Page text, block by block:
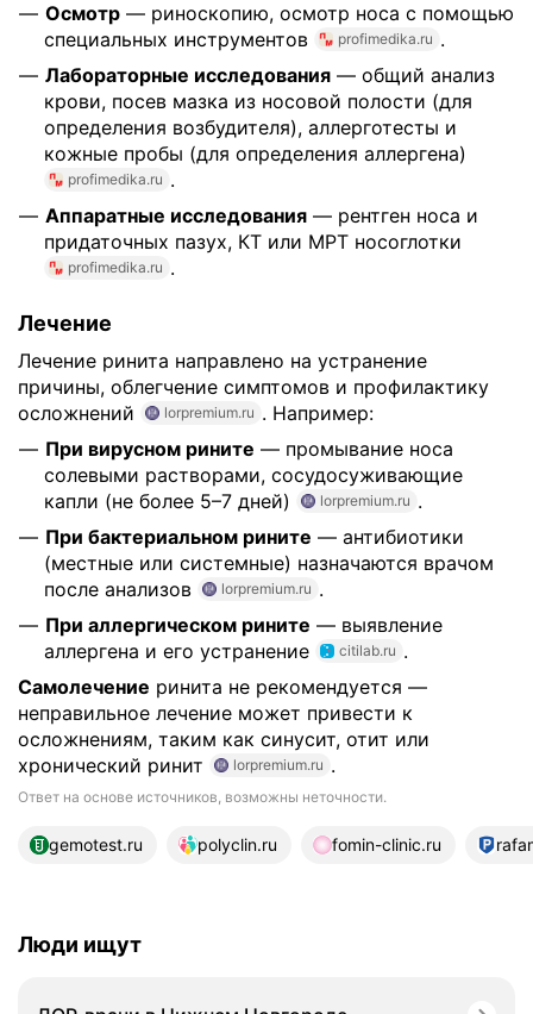
Осмотр — риноскопию, осмотр носа с помощью
специальных инструментов
profimedika.ru .
Лабораторные исследования — общий анализ
крови, посев мазка из носовой полости (для
определения возбудителя), аллерготесты и
кожные пробы (для определения аллергена)
profimedika.ru .
Аппаратные исследования — рентген носа и
придаточных пазух, КТ или МРТ носоглотки
profimedika.ru .
Лечение
Лечение ринита направлено на устранение
причины, облегчение симптомов и профилактику
осложнений
lorpremium.ru . Например:
При вирусном рините — промывание носа
солевыми растворами, сосудосуживающие
капли (не более 5–7 дней)
lorpremium.ru .
При бактериальном рините — антибиотики
(местные или системные) назначаются врачом
после анализов
lorpremium.ru .
При аллергическом рините — выявление
аллергена и его устранение
citilab.ru .
Самолечение ринита не рекомендуется —
неправильное лечение может привести к
осложнениям, таким как синусит, отит или
хронический ринит
lorpremium.ru .
Ответ на основе источников, возможны неточности.
19 источников
gemotest.ru polyclin.ru fomin-clinic.ru
Люди ищут